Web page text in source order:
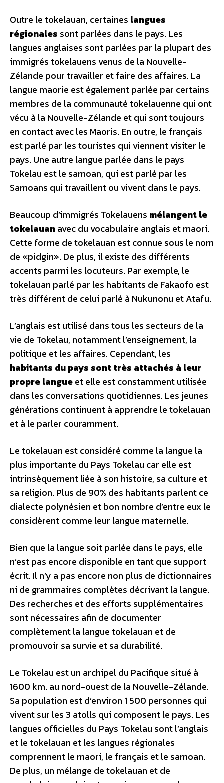
Outre le tokelauan, certaines langues
régionales sont parlées dans le pays. Les
langues anglaises sont parlées par la plupart des
immigrés tokelauens venus de la Nouvelle-
Zélande pour travailler et faire des affaires. La
langue maorie est également parlée par certains
membres de la communauté tokelauenne qui ont
vécu à la Nouvelle-Zélande et qui sont toujours
en contact avec les Maoris. En outre, le français
est parlé par les touristes qui viennent visiter le
pays. Une autre langue parlée dans le pays
Tokelau est le samoan, qui est parlé par les
Samoans qui travaillent ou vivent dans le pays.
Beaucoup d’immigrés Tokelauens mélangent le
tokelauanavec du vocabulaire anglais et maori.
Cette forme de tokelauan est connue sous le nom
de «pidgin». De plus, il existe des différents
accents parmi les locuteurs. Par exemple, le
tokelauan parlé par les habitants de Fakaofo est
très différent de celui parlé à Nukunonu et Atafu.
L’anglais est utilisé dans tous les secteurs de la
vie de Tokelau, notamment l’enseignement, la
politique et les affaires. Cependant, les
habitants du pays sont très attachés à leur
propre langueet elle est constamment utilisée
dans les conversations quotidiennes. Les jeunes
générations continuent à apprendre le tokelauan
et à le parler couramment.
Le tokelauan est considéré comme la langue la
plus importante du Pays Tokelau car elle est
intrinsèquement liée à son histoire, sa culture et
sa religion. Plus de 90% des habitants parlent ce
dialecte polynésien et bon nombre d’entre eux le
considèrent comme leur langue maternelle.
Bien que la langue soit parlée dans le pays, elle
n’est pas encore disponible en tant que support
écrit. Il n’y a pas encore non plus de dictionnaires
ni de grammaires complètes décrivant la langue.
Des recherches et des efforts supplémentaires
sont nécessaires afin de documenter
complètement la langue tokelauan et de
promouvoir sa survie et sa durabilité.
Le Tokelau est un archipel du Pacifique situé à
1600 km. au nord-ouest de la Nouvelle-Zélande.
Sa population est d’environ 1 500 personnes qui
vivent sur les 3 atolls qui composent le pays. Les
langues officielles du Pays Tokelau sont l’anglais
et le tokelauan et les langues régionales
comprennent le maori, le français et le samoan.
De plus, un mélange de tokelauan et de